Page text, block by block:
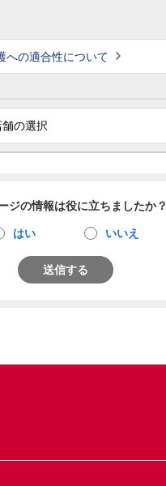
への適合性について
舗の選択
ジの情報は役に立ちましたか？
はい いいえ
送信する